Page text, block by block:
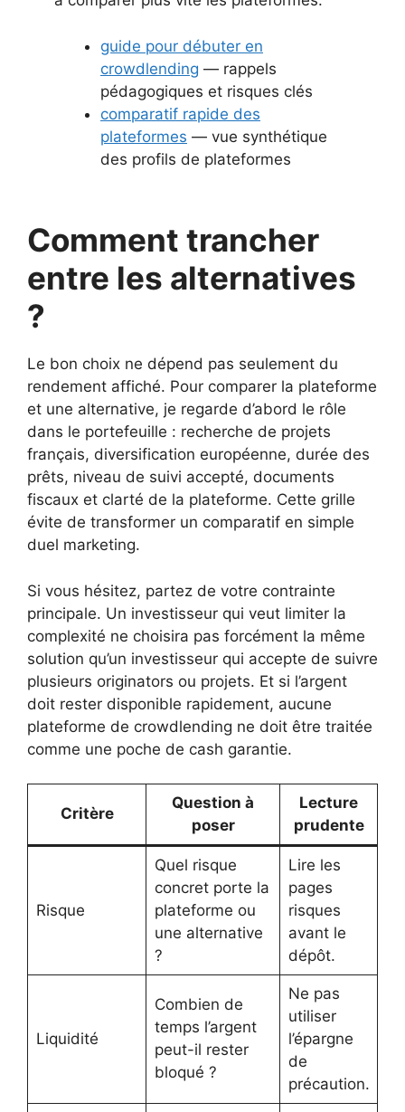
guide pour débuter en
crowdlending — rappels
pédagogiques et risques clés
comparatif rapide des
plateformes — vue synthétique
des profils de plateformes
Comment trancher
entre les alternatives
?
Le bon choix ne dépend pas seulement du
rendement affiché. Pour comparer la plateforme
et une alternative, je regarde d’abord le rôle
dans le portefeuille : recherche de projets
français, diversification européenne, durée des
prêts, niveau de suivi accepté, documents
fiscaux et clarté de la plateforme. Cette grille
évite de transformer un comparatif en simple
duel marketing.
Si vous hésitez, partez de votre contrainte
principale. Un investisseur qui veut limiter la
complexité ne choisira pas forcément la même
solution qu’un investisseur qui accepte de suivre
plusieurs originators ou projets. Et si l’argent
doit rester disponible rapidement, aucune
plateforme de crowdlending ne doit être traitée
comme une poche de cash garantie.
Critère
Question à
poser
Lecture
prudente
Risque
Quel risque
concret porte la
plateforme ou
une alternative
?
Lire les
pages
risques
avant le
dépôt.
Liquidité
Combien de
temps l’argent
peut-il rester
bloqué ?
Ne pas
utiliser
l’épargne
de
précaution.